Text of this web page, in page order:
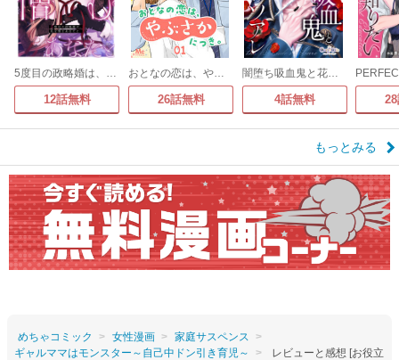
5度目の政略婚は、私を憎むあなたと
12話無料
おとなの恋は、やぶさかにつき。
26話無料
闇堕ち吸血鬼と花嫁のソアレ
4話無料
もっとみる
めちゃコミック 女性漫画
家庭サスペンス
ギャルママはモンスター～自己中ドン引き育児～
レビューと感想 [お役立